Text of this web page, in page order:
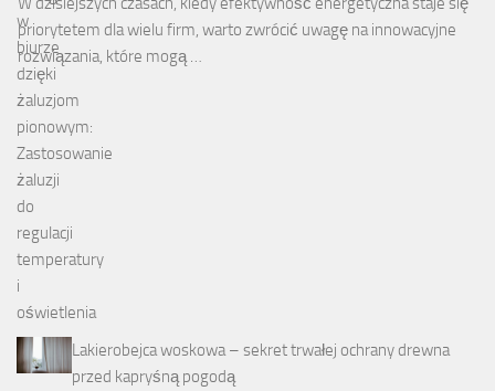
priorytetem dla wielu firm, warto zwrócić uwagę na innowacyjne
rozwiązania, które mogą …
Lakierobejca woskowa – sekret trwałej ochrany drewna
przed kapryśną pogodą